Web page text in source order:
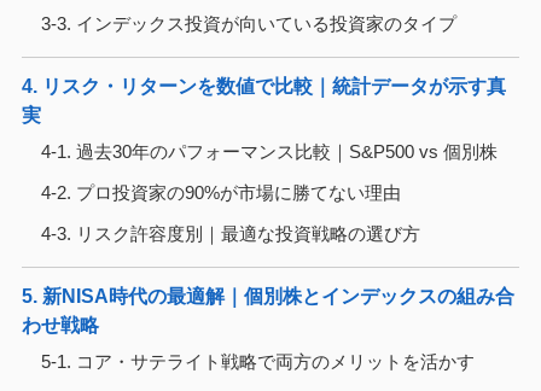
3-3. インデックス投資が向いている投資家のタイプ
4. リスク・リターンを数値で比較｜統計データが示す真
実
4-1. 過去30年のパフォーマンス比較｜S&P500 vs 個別株
4-2. プロ投資家の90%が市場に勝てない理由
4-3. リスク許容度別｜最適な投資戦略の選び方
5. 新NISA時代の最適解｜個別株とインデックスの組み合
わせ戦略
5-1. コア・サテライト戦略で両方のメリットを活かす